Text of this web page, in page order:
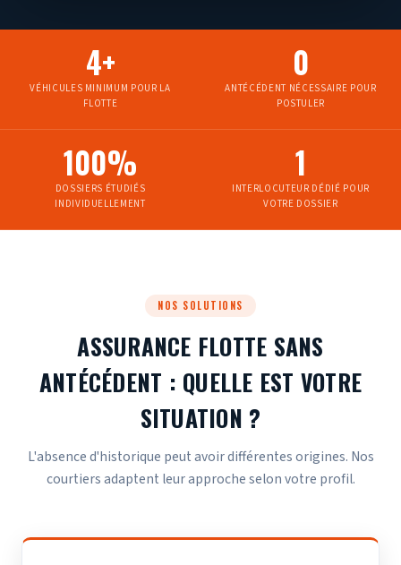
4+
VÉHICULES MINIMUM POUR LA
FLOTTE
0
ANTÉCÉDENT NÉCESSAIRE POUR
POSTULER
100%
DOSSIERS ÉTUDIÉS
INDIVIDUELLEMENT
1
INTERLOCUTEUR DÉDIÉ POUR
VOTRE DOSSIER
NOS SOLUTIONS
ASSURANCE FLOTTE SANS
ANTÉCÉDENT : QUELLE EST VOTRE
SITUATION ?
L'absence d'historique peut avoir différentes origines. Nos
courtiers adaptent leur approche selon votre profil.